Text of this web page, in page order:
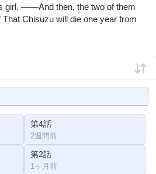
girl. ——And then, the two of them
That Chisuzu will die one year from
第4話
2週間前
第2話
1ヶ月前